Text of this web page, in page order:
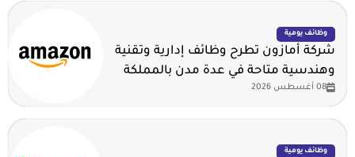
وظائف يومية
شركة أمازون تطرح وظائف إدارية وتقنية
وهندسية متاحة في عدة مدن بالمملكة
08 أغسطس 2026
وظائف يومية